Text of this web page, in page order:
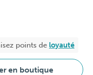
points de loyauté
en boutique